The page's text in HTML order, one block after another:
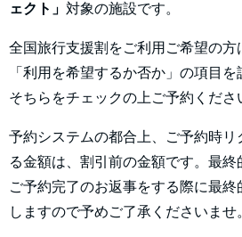
ェクト」 対象の施設です。
全国旅行支援割をご利用ご希望の方
「利用を希望するか否か」の項目を
そちらをチェックの上ご予約くださ
予約システムの都合上、ご予約時
る金額は、割引前の金額です。最終
ご予約完了のお返事をする際に最終
しますので予めご了承くださいませ